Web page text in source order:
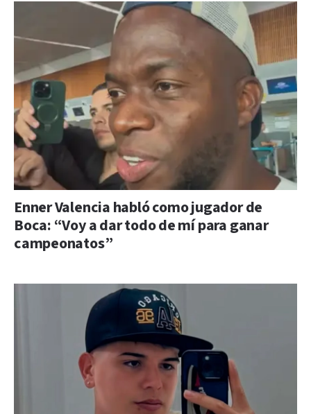
Enner Valencia habló como jugador de
Boca: “Voy a dar todo de mí para ganar
campeonatos”